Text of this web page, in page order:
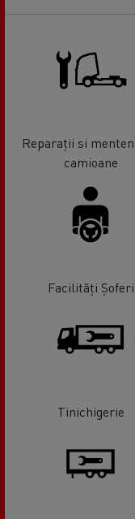
Reparații si
camioane
Facilități Șoferi
Tinichigerie